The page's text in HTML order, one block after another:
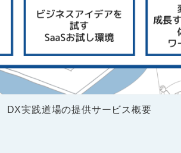
DX実践道場の提供サービス概要